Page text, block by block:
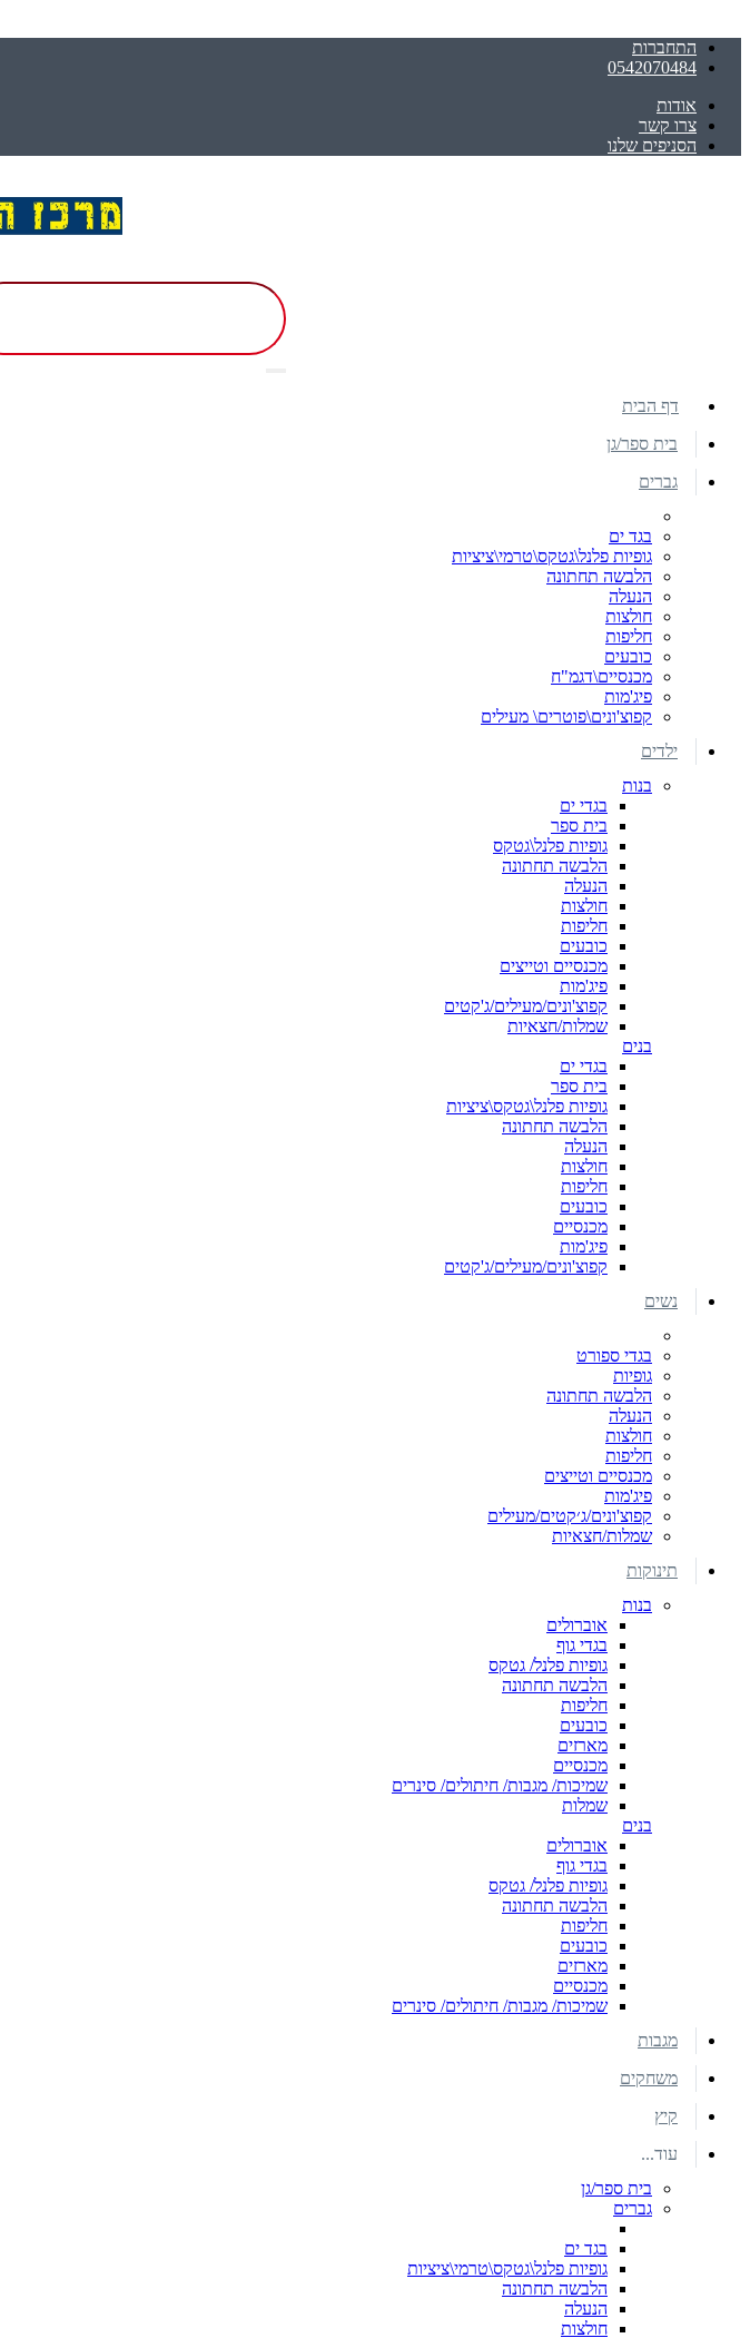
התחברות
0542070484
אודות
צרו קשר
הסניפים שלנו
דף הבית
בית ספר/גן
גברים
בגד ים
גופיות פלנל\גטקס\טרמי\ציציות
הלבשה תחתונה
הנעלה
חולצות
חליפות
כובעים
מכנסיים\דגמ"ח
פיג'מות
קפוצ'ונים\פוטרים\ מעילים
ילדים
בנות
בגדי ים
בית ספר
גופיות פלנל\גטקס
הלבשה תחתונה
הנעלה
חולצות
חליפות
כובעים
מכנסיים וטייצים
פיג'מות
קפוצ'ונים/מעילים/ג'קטים
שמלות/חצאיות
בנים
בגדי ים
בית ספר
גופיות פלנל\גטקס\ציציות
הלבשה תחתונה
הנעלה
חולצות
חליפות
כובעים
מכנסיים
פיג'מות
קפוצ'ונים/מעילים/ג'קטים
נשים
בגדי ספורט
גופיות
הלבשה תחתונה
הנעלה
חולצות
חליפות
מכנסיים וטייצים
פיג'מות
קפוצ'ונים/ג׳קטים/מעילים
שמלות/חצאיות
תינוקות
בנות
אוברולים
בגדי גוף
גופיות פלנל/ גטקס
הלבשה תחתונה
חליפות
כובעים
מארזים
מכנסיים
שמיכות/ מגבות/ חיתולים/ סינרים
שמלות
בנים
אוברולים
בגדי גוף
גופיות פלנל/ גטקס
הלבשה תחתונה
חליפות
כובעים
מארזים
מכנסיים
שמיכות/ מגבות/ חיתולים/ סינרים
מגבות
משחקים
קיץ
עוד...
בית ספר/גן
גברים
בגד ים
גופיות פלנל\גטקס\טרמי\ציציות
הלבשה תחתונה
הנעלה
חולצות